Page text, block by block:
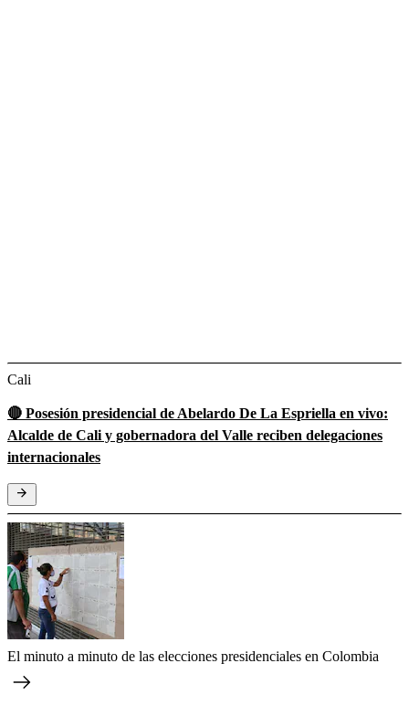
Cali
🔴 Posesión presidencial de Abelardo De La Espriella en vivo:
Alcalde de Cali y gobernadora del Valle reciben delegaciones
internacionales
El minuto a minuto de las elecciones presidenciales en Colombia